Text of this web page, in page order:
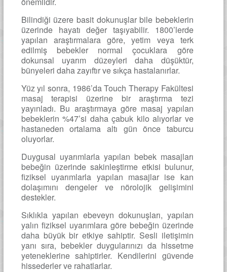
Bilindiği üzere basit dokunuşlar bile bebeklerin
üzerinde hayatı değer taşıyabilir. 1800’lerde
yapılan araştırmalara göre, yetim veya terk
edilmiş bebekler normal çocuklara göre
dokunsal uyarım düzeyleri daha düşüktür,
bünyeleri daha zayıftır ve sıkça hastalanırlar.
Yüz yıl sonra, 1986’da Touch Therapy Fakültesi
masaj terapisi üzerine bir araştırma tezi
yayınladı. Bu araştırmaya göre masaj yapılan
bebeklerin %47’si daha çabuk kilo alıyorlar ve
hastaneden ortalama altı gün önce taburcu
oluyorlar.
Duygusal uyarımlarla yapılan bebek masajları
bebeğin üzerinde sakinleştirme etkisi bulunur,
fiziksel uyarımlarla yapılan masajlar ise kan
dolaşımını dengeler ve nörolojik gelişimini
destekler.
Sıklıkla yapılan ebeveyn dokunuşları, yapılan
yalın fiziksel uyarımlara göre bebeğin üzerinde
daha büyük bir etkiye sahiptir. Sesli iletişimin
yanı sıra, bebekler duygularınızı da hissetme
yeteneklerine sahiptirler. Kendilerini güvende
hissederler ve rahatlarlar.